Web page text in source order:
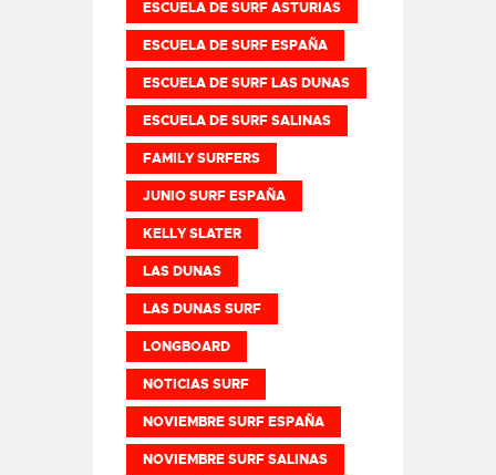
ESCUELA DE SURF ASTURIAS
ESCUELA DE SURF ESPAÑA
ESCUELA DE SURF LAS DUNAS
ESCUELA DE SURF SALINAS
FAMILY SURFERS
JUNIO SURF ESPAÑA
KELLY SLATER
LAS DUNAS
LAS DUNAS SURF
LONGBOARD
NOTICIAS SURF
NOVIEMBRE SURF ESPAÑA
NOVIEMBRE SURF SALINAS